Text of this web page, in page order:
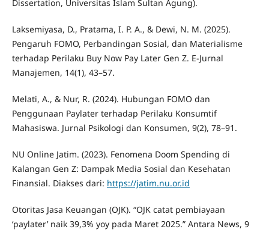
Dissertation, Universitas Islam Sultan Agung).
Laksemiyasa, D., Pratama, I. P. A., & Dewi, N. M. (2025).
Pengaruh FOMO, Perbandingan Sosial, dan Materialisme
terhadap Perilaku Buy Now Pay Later Gen Z. E-Jurnal
Manajemen, 14(1), 43–57.
Melati, A., & Nur, R. (2024). Hubungan FOMO dan
Penggunaan Paylater terhadap Perilaku Konsumtif
Mahasiswa. Jurnal Psikologi dan Konsumen, 9(2), 78–91.
NU Online Jatim. (2023). Fenomena Doom Spending di
Kalangan Gen Z: Dampak Media Sosial dan Kesehatan
Finansial. Diakses dari: https://jatim.nu.or.id
Otoritas Jasa Keuangan (OJK). “OJK catat pembiayaan
‘paylater’ naik 39,3% yoy pada Maret 2025.” Antara News, 9